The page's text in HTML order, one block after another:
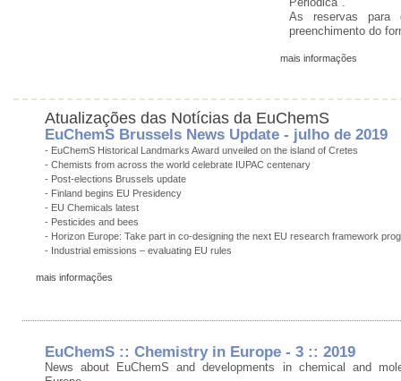
As reservas para
preenchimento do
mais informações
Atualizações das Notícias da EuChemS
EuChemS Brussels News Update - julho de 2019
- EuChemS Historical Landmarks Award unveiled on the island of Cretes
- Chemists from across the world celebrate IUPAC centenary
- Post-elections Brussels update
- Finland begins EU Presidency
- EU Chemicals latest
- Pesticides and bees
- Horizon Europe: Take part in co-designing the next EU research framework
- Industrial emissions – evaluating EU rules
mais informações
EuChemS :: Chemistry in Europe - 3 :: 2019
News about EuChemS and developments in chemical and